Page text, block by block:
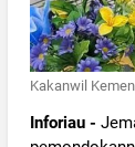
Kakanwil
Inforiau -